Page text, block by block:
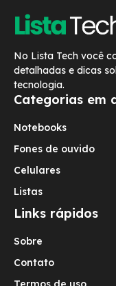
No Lista Tech você
detalhadas e dicas
tecnologia.
Categorias em
Notebooks
Fones de ouvido
Celulares
Listas
Links rápidos
Sobre
Contato